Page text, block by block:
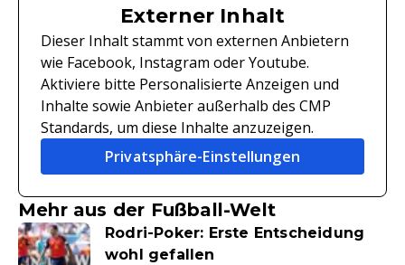
Externer Inhalt
Dieser Inhalt stammt von externen Anbietern
wie Facebook, Instagram oder Youtube.
Aktiviere bitte Personalisierte Anzeigen und
Inhalte sowie Anbieter außerhalb des CMP
Standards, um diese Inhalte anzuzeigen.
Privatsphäre-Einstellungen
Mehr aus der Fußball-Welt
Rodri-Poker: Erste Entscheidung
wohl gefallen